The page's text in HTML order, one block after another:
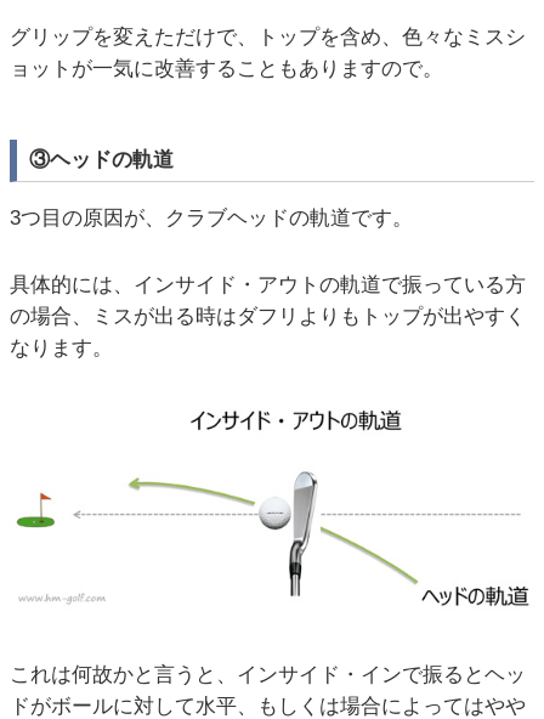
グリップを変えただけで、トップを含め、色々なミスシ
ョットが一気に改善することもありますので。
③ヘッドの軌道
3つ目の原因が、クラブヘッドの軌道です。
具体的には、インサイド・アウトの軌道で振っている方
の場合、ミスが出る時はダフリよりもトップが出やすく
なります。
これは何故かと言うと、インサイド・インで振るとヘッ
ドがボールに対して水平、もしくは場合によってはやや